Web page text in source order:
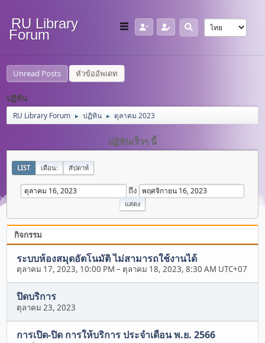
RU Library
Forum
Unread Posts หัวข้ออัพเดท
ปฏิทิน
RU Library Forum ► ปฏิทิน ► ตุลาคม 2023
ปฏิทินเร็วๆ นี้
LIST เดือน: สัปดาห์
ถึง
กิจกรรม
ระบบห้องสมุดอัตโนมัติ ไม่สามารถใช้งานได้
ตุลาคม 17, 2023, 10:00 PM – ตุลาคม 18, 2023, 8:30 AM UTC+07
ปิดบริการ
ตุลาคม 23, 2023
การเปิด-ปิด การให้บริการ ประจำเดือน พ.ย. 2566